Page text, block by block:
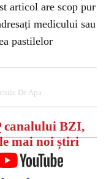
articol are scop pur
medicului sau
pastilelor
De Apa
canalului BZI,
mai noi știri